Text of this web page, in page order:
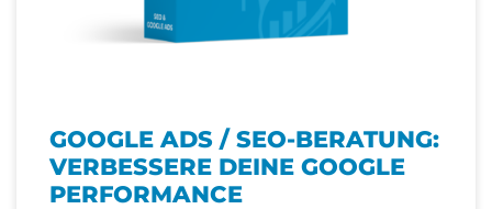
GOOGLE ADS / SEO-BERATUNG:
VERBESSERE DEINE GOOGLE
PERFORMANCE